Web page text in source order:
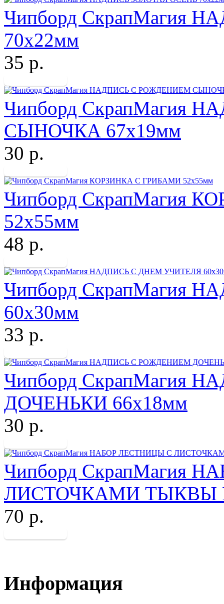
Чипборд СкрапМагия
70х22мм
35 р.
Чипборд СкрапМагия
СЫНОЧКА 67х19мм
30 р.
Чипборд СкрапМагия
52х55мм
48 р.
Чипборд СкрапМагия
60х30мм
33 р.
Чипборд СкрапМагия
ДОЧЕНЬКИ 66х18мм
30 р.
Чипборд СкрапМагия
ЛИСТОЧКАМИ ТЫКВЫ
70 р.
Информация